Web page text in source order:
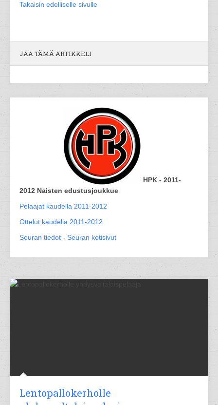
Takaisin edelliselle sivulle
JAA TÄMÄ ARTIKKELI
HPK - 2011-
2012 Naisten edustusjoukkue
Pelaajat kaudella 2011-2012
Ottelut kaudella 2011-2012
Seuran tiedot - Seuran kotisivut
Lentopallokerholle